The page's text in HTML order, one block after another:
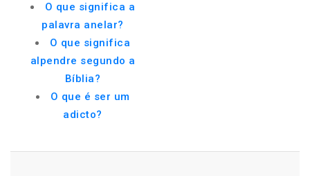
O que significa a
palavra anelar?
O que significa
alpendre segundo a
Bíblia?
O que é ser um
adicto?